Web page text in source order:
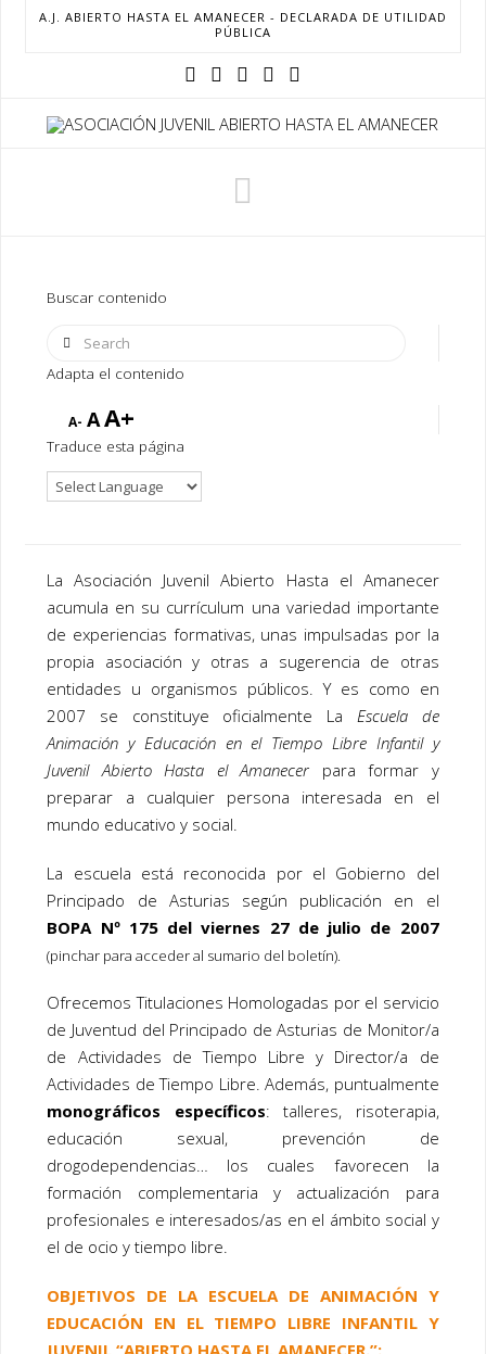
A.J. ABIERTO HASTA EL AMANECER - DECLARADA DE UTILIDAD
PÚBLICA
Buscar contenido
Search
Adapta el contenido
A- AA+
Traduce esta página
La Asociación Juvenil Abierto Hasta el Amanecer
acumula en su currículum una variedad importante
de experiencias formativas, unas impulsadas por la
propia asociación y otras a sugerencia de otras
entidades u organismos públicos. Y es como en
2007 se constituye oficialmente La Escuela de
Animación y Educación en el Tiempo Libre Infantil y
Juvenil Abierto Hasta el Amanecer para formar y
preparar a cualquier persona interesada en el
mundo educativo y social.
La escuela está reconocida por el Gobierno del
Principado de Asturias según publicación en el
BOPA Nº 175 del viernes 27 de julio de 2007
(pinchar para acceder al sumario del boletín).
Ofrecemos Titulaciones Homologadas por el servicio
de Juventud del Principado de Asturias de Monitor/a
de Actividades de Tiempo Libre y Director/a de
Actividades de Tiempo Libre. Además, puntualmente
monográficos específicos: talleres, risoterapia,
educación sexual, prevención de
drogodependencias… los cuales favorecen la
formación complementaria y actualización para
profesionales e interesados/as en el ámbito social y
el de ocio y tiempo libre.
OBJETIVOS DE LA ESCUELA DE ANIMACIÓN Y
EDUCACIÓN EN EL TIEMPO LIBRE INFANTIL Y